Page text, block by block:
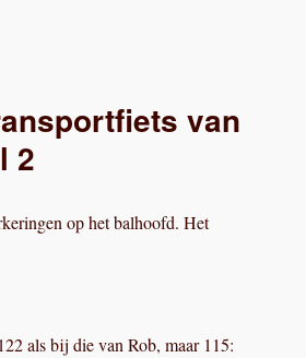
van
2
op het balhoofd. Het
als bij die van Rob, maar 115: